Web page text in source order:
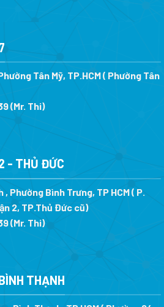
Tân Mỹ, TP.HCM ( Phường Tân
(Mr. Thi)
- THỦ ĐỨC
Phường Bình Trưng, TP HCM ( P.
2, TP.Thủ Đức cũ)
(Mr. Thi)
THẠNH